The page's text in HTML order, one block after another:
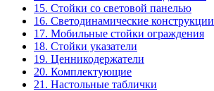
15. Стойки со световой панелью
16. Светодинамические конструкции
17. Мобильные стойки ограждения
18. Стойки указатели
19. Ценникодержатели
20. Комплектующие
21. Настольные таблички